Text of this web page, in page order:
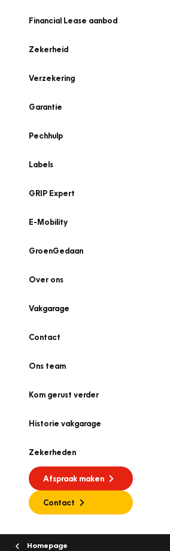
Financial Lease aanbod
Zekerheid
Verzekering
Garantie
Pechhulp
Labels
GRIP Expert
E-Mobility
GroenGedaan
Over ons
Vakgarage
Contact
Ons team
Kom gerust verder
Historie vakgarage
Zekerheden
Afspraak maken
Contact
Homepage